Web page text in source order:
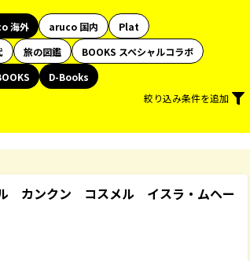
海外 aruco 国内
Plat
旅の図鑑
BOOKS スペシャルコラボ
D-Books
絞り込み条件を追加
カンクン コスメル イスラ・ムヘー